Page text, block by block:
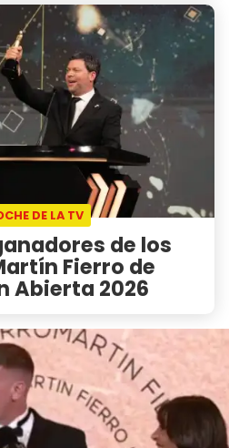
DE LA TV
de los
Fierro de
Abierta 2026